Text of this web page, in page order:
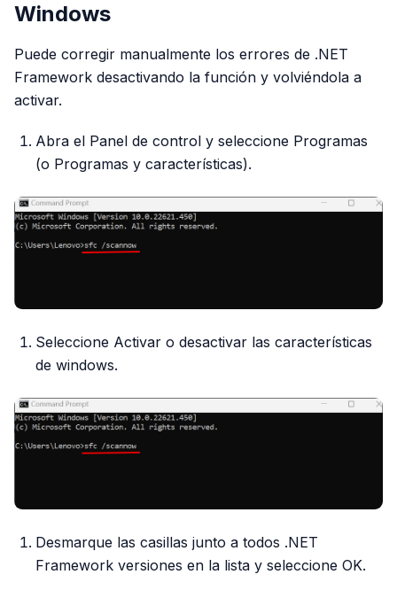
Windows
Puede corregir manualmente los errores de .NET
Framework desactivando la función y volviéndola a
activar.
Abra el Panel de control y seleccione Programas
(o Programas y características).
Seleccione Activar o desactivar las características
de windows.
Desmarque las casillas junto a todos .NET
Framework versiones en la lista y seleccione OK.